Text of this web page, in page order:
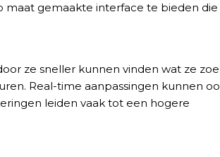
maat gemaakte interface te bieden die
ze sneller kunnen vinden wat ze
Real-time aanpassingen kunnen
leiden vaak tot een hogere